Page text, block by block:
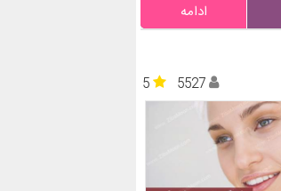
ادامه
5
5527